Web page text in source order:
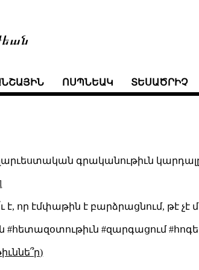
ՈՍՊՆԵԱԿ ՏԵՍԱԾՐԻՉ
գրականութիւն
է, որ էմփաթին է բարձրացնում, թէ չէ
#զարգացում